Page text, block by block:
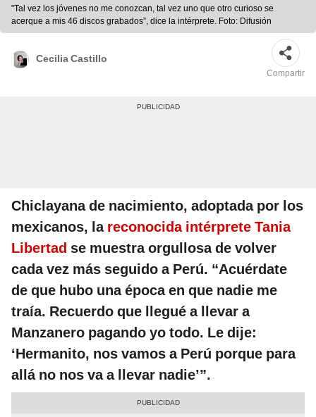
"Tal vez los jóvenes no me conozcan, tal vez uno que otro curioso se
acerque a mis 46 discos grabados”, dice la intérprete. Foto: Difusión
Cecilia Castillo
Compartir
Chiclayana de nacimiento, adoptada por los
mexicanos, la reconocida intérprete Tania
Libertad se muestra orgullosa de volver
cada vez más seguido a Perú. “Acuérdate
de que hubo una época en que nadie me
traía. Recuerdo que llegué a llevar a
Manzanero pagando yo todo. Le dije:
‘Hermanito, nos vamos a Perú porque para
allá no nos va a llevar nadie’”.